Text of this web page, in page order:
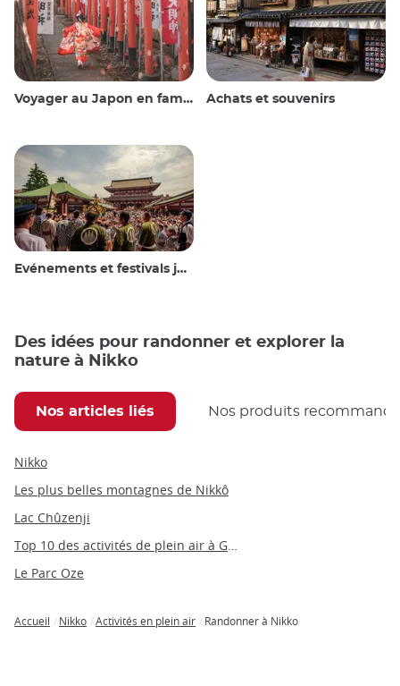
Voyager au Japon en famille Achats et souvenirs
Evénements et festivals japonais
Des idées pour randonner et explorer la
nature à Nikko
Nos articles liés Nos produits
Nikko
Les plus belles montagnes de Nikkô
Lac Chûzenji
Top 10 des activités de plein air à Gunma
Le Parc Oze
Accueil Nikko Activités en plein air Randonner à Nikko